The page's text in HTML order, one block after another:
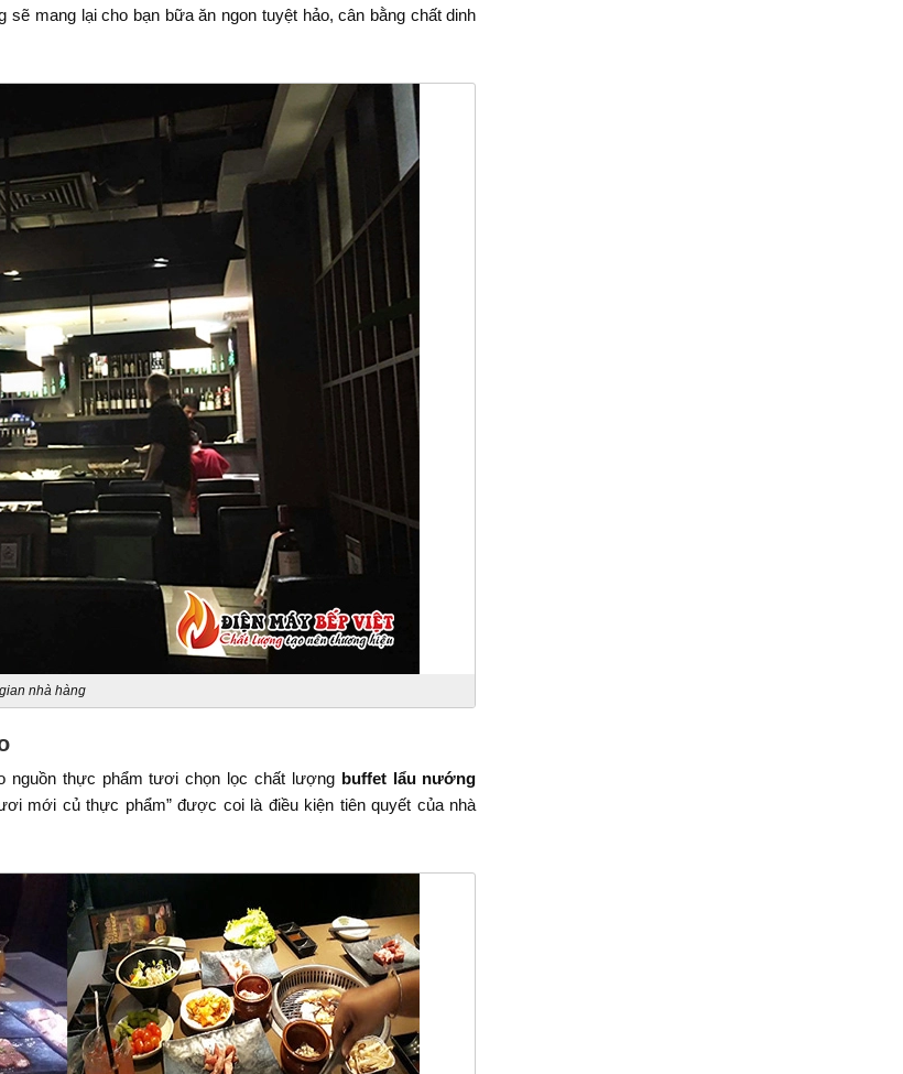
mang lại cho bạn bữa ăn ngon tuyệt hảo, cân bằng chất dinh
nhà hàng
thực phẩm tươi chọn lọc chất lượng buffet lẩu nướng
mới củ thực phẩm” được coi là điều kiện tiên quyết của nhà